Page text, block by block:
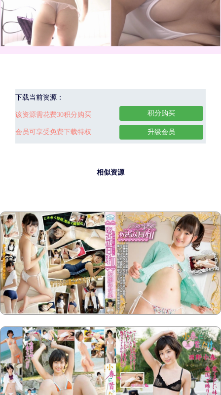
下载当前资源：
该资源需花费30积分购买
会员可享受免费下载特权
积分购买
升级会员
相似资源